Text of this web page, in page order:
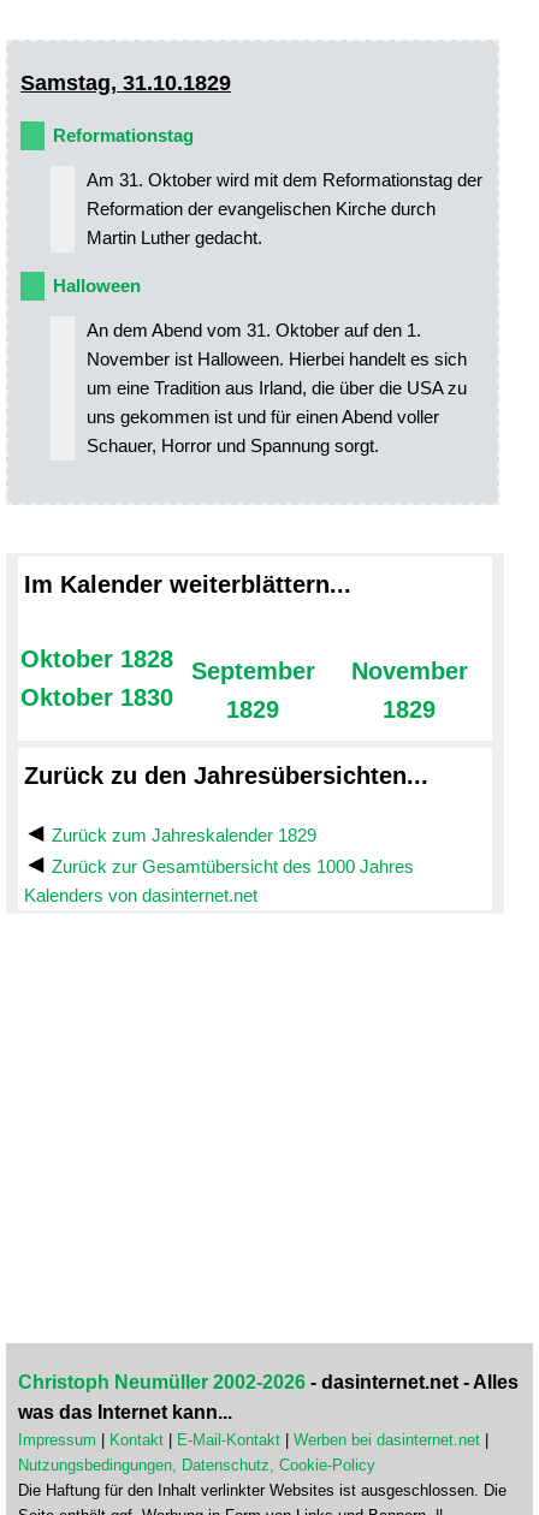
Samstag, 31.10.1829
Reformationstag
Am 31. Oktober wird mit dem Reformationstag der
Reformation der evangelischen Kirche durch
Martin Luther gedacht.
Halloween
An dem Abend vom 31. Oktober auf den 1.
November ist Halloween. Hierbei handelt es sich
um eine Tradition aus Irland, die über die USA zu
uns gekommen ist und für einen Abend voller
Schauer, Horror und Spannung sorgt.
Im Kalender weiterblättern...
Oktober 1828
Oktober 1830
September
1829
November
1829
Zurück zu den Jahresübersichten...
Zurück zum Jahreskalender 1829
Zurück zur Gesamtübersicht des 1000 Jahres
Kalenders von dasinternet.net
Christoph Neumüller 2002-2026 - dasinternet.net - Alles
was das Internet kann...
Impressum Kontakt E-Mail-Kontakt Werben bei dasinternet.net
Nutzungsbedingungen, Datenschutz, Cookie-Policy
Die Haftung für den Inhalt verlinkter Websites ist ausgeschlossen. Die